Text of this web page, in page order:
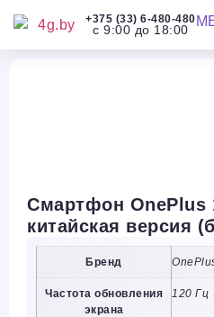
+375 (33) 6-480-480
с 9:00 до 18:00
Смартфон OnePlus
китайская версия
Бренд
Частота обновления
экрана
120 Гц